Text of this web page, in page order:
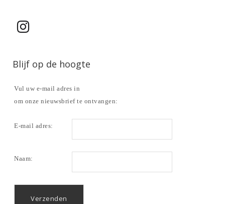
Blijf op de hoogte
Vul uw e-mail adres in
om onze nieuwsbrief te ontvangen:
E-mail adres:
Naam: